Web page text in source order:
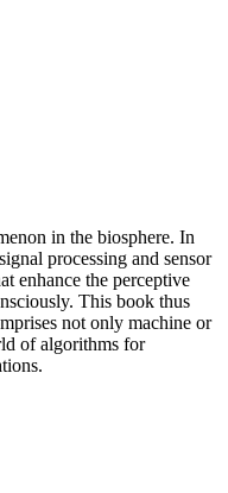
in the biosphere. In
processing and sensor
enhance the perceptive
This book thus
not only machine or
of algorithms for